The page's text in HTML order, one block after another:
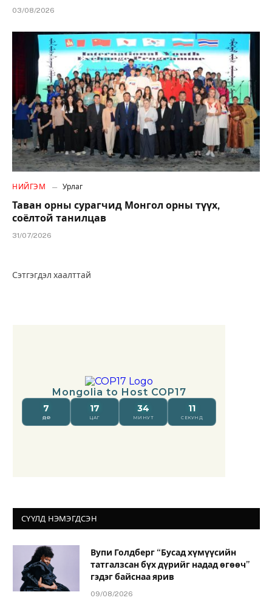
03/08/2026
НИЙГЭМ Урлаг
Таван орны сурагчид Монгол орны түүх,
соёлтой танилцав
31/07/2026
Сэтгэгдэл хаалттай
СҮҮЛД НЭМЭГДСЭН
Вупи Голдберг “Бусад хүмүүсийн
татгалзсан бүх дүрийг надад өгөөч”
гэдэг байснаа ярив
09/08/2026